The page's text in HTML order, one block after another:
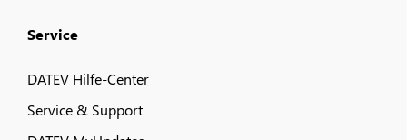
Service
DATEV Hilfe-Center
Service & Support